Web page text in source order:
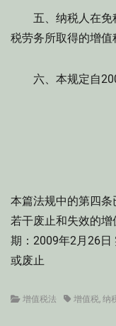
五、纳税人在免
税劳务所取得的增值
六、本规定自
本篇法规中的第四
若干废止和失效的
期：2009年2月26日
或废止
Categories
增值税法 Tags增值税, 纳